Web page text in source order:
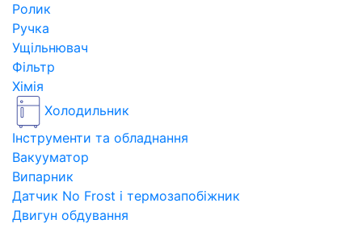
Ролик
Ручка
Ущільнювач
Фільтр
Хімія
Холодильник
Інструменти та обладнання
Вакууматор
Випарник
Датчик No Frost і термозапобіжник
Двигун обдування